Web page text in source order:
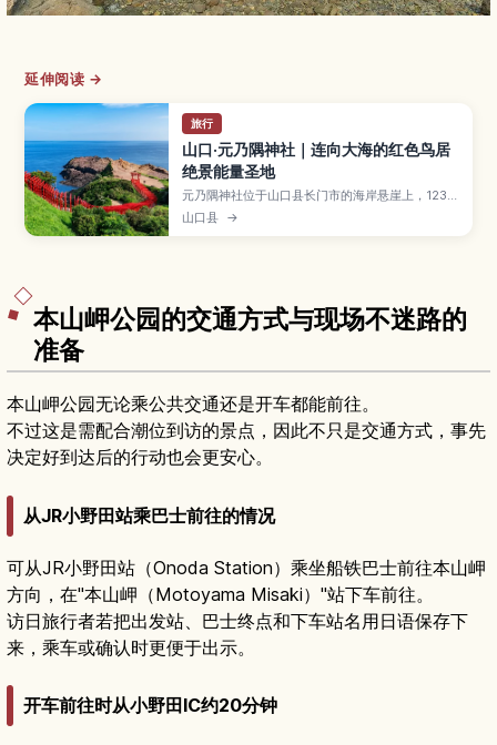
延伸阅读 →
旅行
山口·元乃隅神社｜连向大海的红色鸟居
绝景能量圣地
元乃隅神社位于山口县长门市的海岸悬崖上，123座
红色鸟居一路延伸向日本海，与蓝天碧海构成震撼
的绝景，被CNN评为“日本最美景点”之一。文章将
山口县 →
本山岬公园的交通方式与现场不迷路的
准备
本山岬公园无论乘公共交通还是开车都能前往。
不过这是需配合潮位到访的景点，因此不只是交通方式，事先
决定好到达后的行动也会更安心。
从JR小野田站乘巴士前往的情况
可从JR小野田站（Onoda Station）乘坐船铁巴士前往本山岬
方向，在"本山岬（Motoyama Misaki）"站下车前往。
访日旅行者若把出发站、巴士终点和下车站名用日语保存下
来，乘车或确认时更便于出示。
开车前往时从小野田IC约20分钟